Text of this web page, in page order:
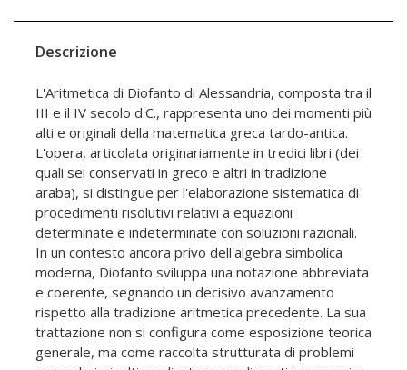
Descrizione
L'Aritmetica di Diofanto di Alessandria, composta tra il
III e il IV secolo d.C., rappresenta uno dei momenti più
alti e originali della matematica greca tardo-antica.
L'opera, articolata originariamente in tredici libri (dei
quali sei conservati in greco e altri in tradizione
araba), si distingue per l'elaborazione sistematica di
procedimenti risolutivi relativi a equazioni
determinate e indeterminate con soluzioni razionali.
In un contesto ancora privo dell'algebra simbolica
moderna, Diofanto sviluppa una notazione abbreviata
e coerente, segnando un decisivo avanzamento
rispetto alla tradizione aritmetica precedente. La sua
trattazione non si configura come esposizione teorica
generale, ma come raccolta strutturata di problemi